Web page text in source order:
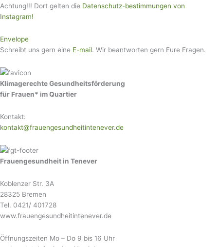
Achtung!!! Dort gelten die Datenschutz-bestimmungen von
Instagram!
Envelope
Schreibt uns gern eine E-mail. Wir beantworten gern Eure Fragen.
Klimagerechte Gesundheitsförderung
für Frauen* im Quartier
Kontakt:
kontakt@frauengesundheitintenever.de
Frauengesundheit in Tenever
Koblenzer Str. 3A
28325 Bremen
Tel. 0421/ 401728
www.frauengesundheitintenever.de
Öffnungszeiten Mo – Do 9 bis 16 Uhr